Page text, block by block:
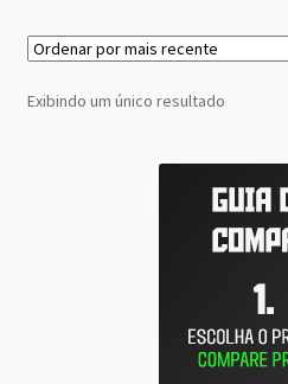
Exibindo um único resultado